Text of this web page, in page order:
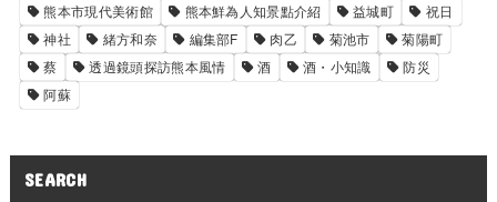
熊本市現代美術館
熊本鮮為人知景點介紹 益城町
祝日
神社
緒方和奈 編集部F 肉乙 菊池市
菊陽町
蔡
透過鏡頭探訪熊本風情 酒 酒・小知識
防災
阿蘇
SEARCH